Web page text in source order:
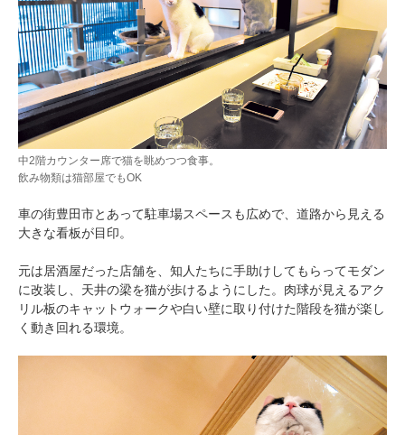
中2階カウンター席で猫を眺めつつ食事。
飲み物類は猫部屋でもOK
車の街豊田市とあって駐車場スペースも広めで、道路から見える
大きな看板が目印。
元は居酒屋だった店舗を、知人たちに手助けしてもらってモダン
に改装し、天井の梁を猫が歩けるようにした。肉球が見えるアク
リル板のキャットウォークや白い壁に取り付けた階段を猫が楽し
く動き回れる環境。